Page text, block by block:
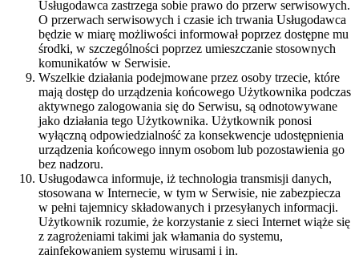
Usługodawca zastrzega sobie prawo do przerw serwisowych.
O przerwach serwisowych i czasie ich trwania Usługodawca
będzie w miarę możliwości informował poprzez dostępne mu
środki, w szczególności poprzez umieszczanie stosownych
komunikatów w Serwisie.
Wszelkie działania podejmowane przez osoby trzecie, które
mają dostęp do urządzenia końcowego Użytkownika podczas
aktywnego zalogowania się do Serwisu, są odnotowywane
jako działania tego Użytkownika. Użytkownik ponosi
wyłączną odpowiedzialność za konsekwencje udostępnienia
urządzenia końcowego innym osobom lub pozostawienia go
bez nadzoru.
Usługodawca informuje, iż technologia transmisji danych,
stosowana w Internecie, w tym w Serwisie, nie zabezpiecza
w pełni tajemnicy składowanych i przesyłanych informacji.
Użytkownik rozumie, że korzystanie z sieci Internet wiąże się
z zagrożeniami takimi jak włamania do systemu,
zainfekowaniem systemu wirusami i in.